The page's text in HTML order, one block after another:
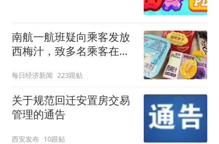
南航一航班疑向乘客发放
西梅汁，致多名乘客在飞
客：机上100多人只有2个
厕所；客服回应：并非每
架飞机都会发放西梅汁
每日经济新闻 223跟贴
关于规范回迁安置房交易
管理的通告
西安发布 10跟贴